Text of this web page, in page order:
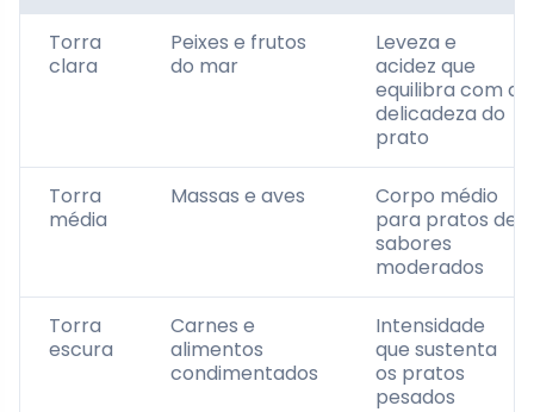
Torra
clara
Peixes e frutos
do mar
Leveza e
acidez que
equilibra com a
delicadeza do
prato
Torra
média
Massas e aves
Corpo médio
para pratos de
sabores
moderados
Torra
escura
Carnes e
alimentos
condimentados
Intensidade
que sustenta
os pratos
pesados